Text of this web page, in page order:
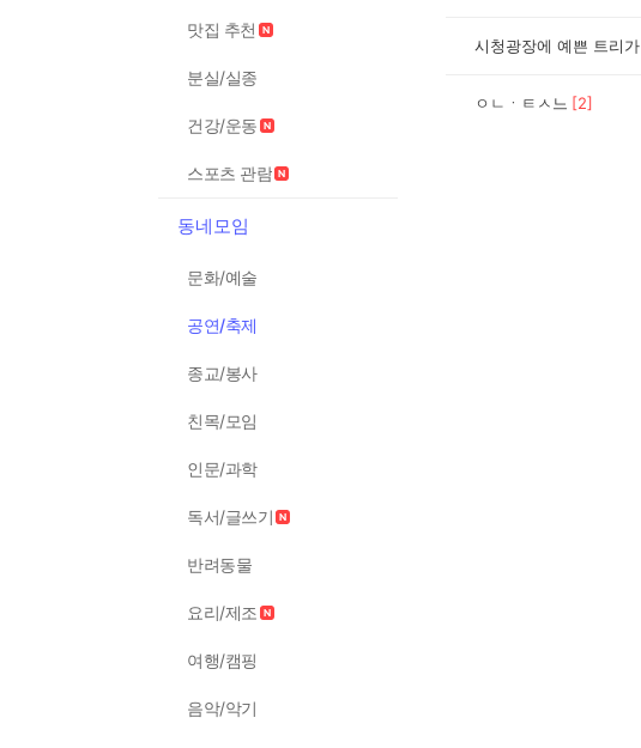
맛집 추천
분실/실종
건강/운동
스포츠 관람
동네모임
문화/예술
공연/축제
종교/봉사
친목/모임
인문/과학
독서/글쓰기
반려동물
요리/제조
여행/캠핑
음악/악기
시청광장에 예쁜 트리가
ㅇㄴㆍㅌㅅ느 [2]